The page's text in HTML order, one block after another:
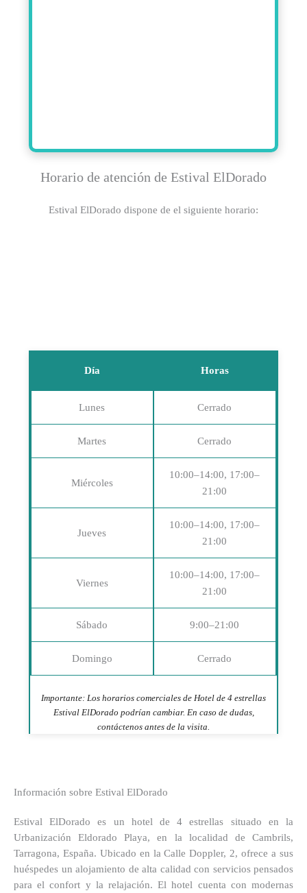
Horario de atención de Estival ElDorado
Estival ElDorado dispone de el siguiente horario:
Día Horas
Lunes Cerrado
Martes Cerrado
Miércoles
10:00–14:00, 17:00–
21:00
Jueves
10:00–14:00, 17:00–
21:00
Viernes
10:00–14:00, 17:00–
21:00
Sábado 9:00–21:00
Domingo Cerrado
Importante: Los horarios comerciales de Hotel de 4 estrellas
Estival ElDorado podrían cambiar. En caso de dudas,
contáctenos antes de la visita.
Información sobre Estival ElDorado
Estival ElDorado es un hotel de 4 estrellas situado en la
Urbanización Eldorado Playa, en la localidad de Cambrils,
Tarragona, España. Ubicado en la Calle Doppler, 2, ofrece a sus
huéspedes un alojamiento de alta calidad con servicios pensados
para el confort y la relajación. El hotel cuenta con modernas